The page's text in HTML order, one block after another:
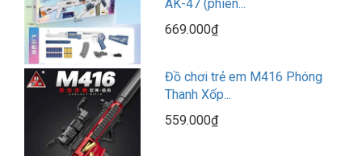
AK-47 (phiên...
669.000₫
Đồ chơi trẻ em M416 Phóng
Thanh Xốp...
559.000₫